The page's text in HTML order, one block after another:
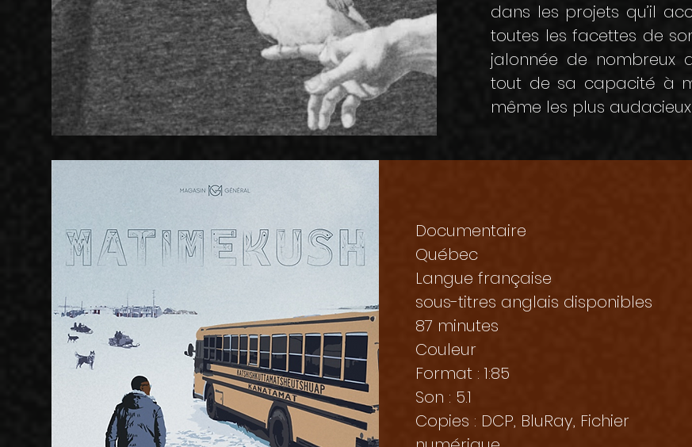
dans les projets qu’il
toutes les facettes de
jalonnée de nombreux
tout de sa capacité à
même les plus audacieux
Documentaire
Québec
Langue française
sous-titres anglais disponibles
87 minutes
Couleur
Format : 1:85
Son : 5.1
Copies : DCP, BluRay, Fichier